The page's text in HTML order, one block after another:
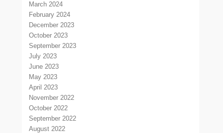
March 2024
February 2024
December 2023
October 2023
September 2023
July 2023
June 2023
May 2023
April 2023
November 2022
October 2022
September 2022
August 2022